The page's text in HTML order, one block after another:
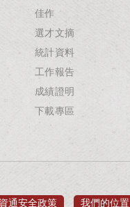
佳作
選才文摘
統計資料
工作報告
成績證明
下載專區
資通安全政策 我們的位置